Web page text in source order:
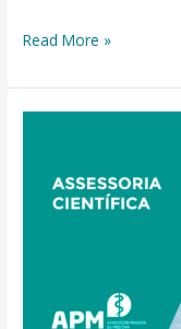
Read More »